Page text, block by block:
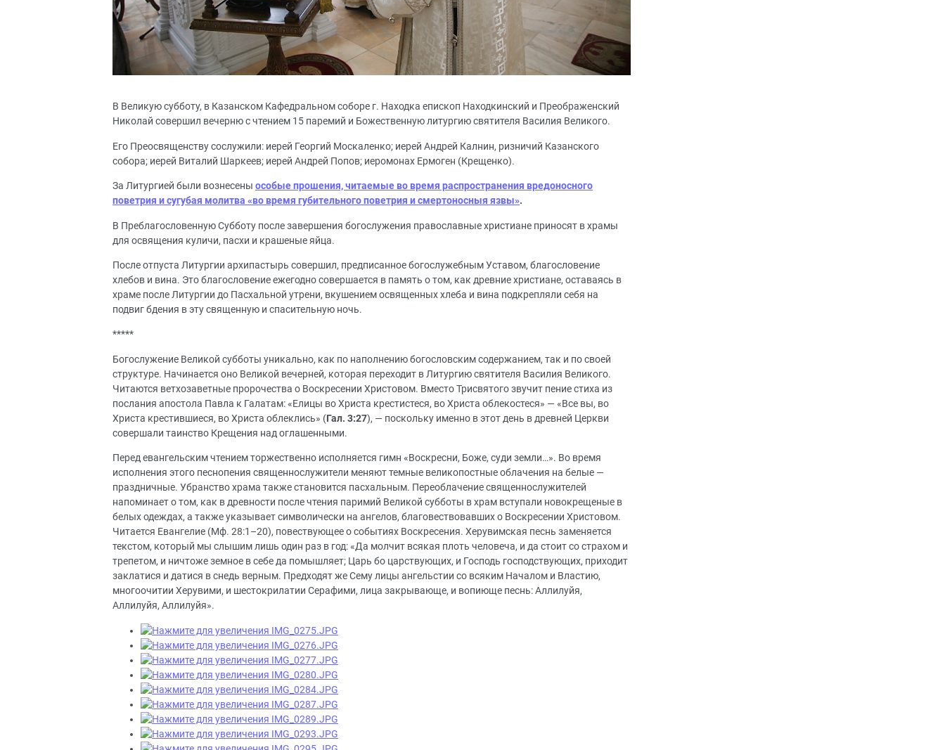
В Великую субботу, в Казанском Кафедральном соборе г. Находка епископ Находкинский и Преображенский
Николай совершил вечерню с чтением 15 паремий и Божественную литургию святителя Василия Великого.
Его Преосвященству сослужили: иерей Георгий Москаленко; иерей Андрей Калнин, ризничий Казанского
собора; иерей Виталий Шаркеев; иерей Андрей Попов; иеромонах Ермоген (Крещенко).
За Литургией были вознесены особые прошения, читаемые во время распространения вредоносного
поветрия и сугубая молитва «во время губительного поветрия и смертоносныя язвы».
В Преблагословенную Субботу после завершения богослужения православные христиане приносят в храмы
для освящения куличи, пасхи и крашеные яйца.
После отпуста Литургии архипастырь совершил, предписанное богослужебным Уставом, благословение
хлебов и вина. Это благословение ежегодно совершается в память о том, как древние христиане, оставаясь в
храме после Литургии до Пасхальной утрени, вкушением освященных хлеба и вина подкрепляли себя на
подвиг бдения в эту священную и спасительную ночь.
*****
Богослужение Великой субботы уникально, как по наполнению богословским содержанием, так и по своей
структуре. Начинается оно Великой вечерней, которая переходит в Литургию святителя Василия Великого.
Читаются ветхозаветные пророчества о Воскресении Христовом. Вместо Трисвятого звучит пение стиха из
послания апостола Павла к Галатам: «Елицы во Христа крестистеся, во Христа облекостеся» — «Все вы, во
Христа крестившиеся, во Христа облеклись» (Гал. 3:27), — поскольку именно в этот день в древней Церкви
совершали таинство Крещения над оглашенными.
Перед евангельским чтением торжественно исполняется гимн «Воскресни, Боже, суди земли…». Во время
исполнения этого песнопения священнослужители меняют темные великопостные облачения на белые —
праздничные. Убранство храма также становится пасхальным. Переоблачение священнослужителей
напоминает о том, как в древности после чтения паримий Великой субботы в храм вступали новокрещеные в
белых одеждах, а также указывает символически на ангелов, благовествовавших о Воскресении Христовом.
Читается Евангелие (Мф. 28:1–20), повествующее о событиях Воскресения. Херувимская песнь заменяется
текстом, который мы слышим лишь один раз в год: «Да молчит всякая плоть человеча, и да стоит со страхом и
трепетом, и ничтоже земное в себе да помышляет; Царь бо царствующих, и Господь господствующих, приходит
заклатися и датися в снедь верным. Предходят же Сему лицы ангельстии со всяким Началом и Властию,
многоочитии Херувими, и шестокрилатии Серафими, лица закрывающе, и вопиюще песнь: Аллилуйя,
Аллилуйя, Аллилуйя».